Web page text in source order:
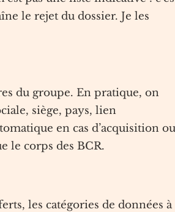
le rejet du dossier. Je les
du groupe. En pratique, on
siège, pays, lien
en cas d’acquisition ou
le corps des BCR.
les catégories de données à